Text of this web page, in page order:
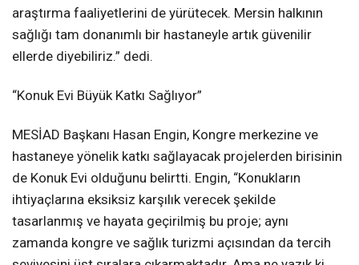
araştırma faaliyetlerini de yürütecek. Mersin halkının
sağlığı tam donanımlı bir hastaneyle artık güvenilir
ellerde diyebiliriz.” dedi.
“Konuk Evi Büyük Katkı Sağlıyor”
MESİAD Başkanı Hasan Engin, Kongre merkezine ve
hastaneye yönelik katkı sağlayacak projelerden birisinin
de Konuk Evi olduğunu belirtti. Engin, “Konukların
ihtiyaçlarına eksiksiz karşılık verecek şekilde
tasarlanmış ve hayata geçirilmiş bu proje; aynı
zamanda kongre ve sağlık turizmi açısından da tercih